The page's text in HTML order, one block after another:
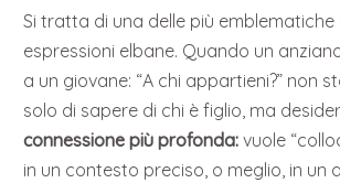
Si tratta di una delle più
espressioni elbane. Quando un
a un giovane: “A chi appartieni?” non
solo di sapere di chi è figlio, ma
connessione più profonda: vuole
in un contesto preciso, o meglio, in un